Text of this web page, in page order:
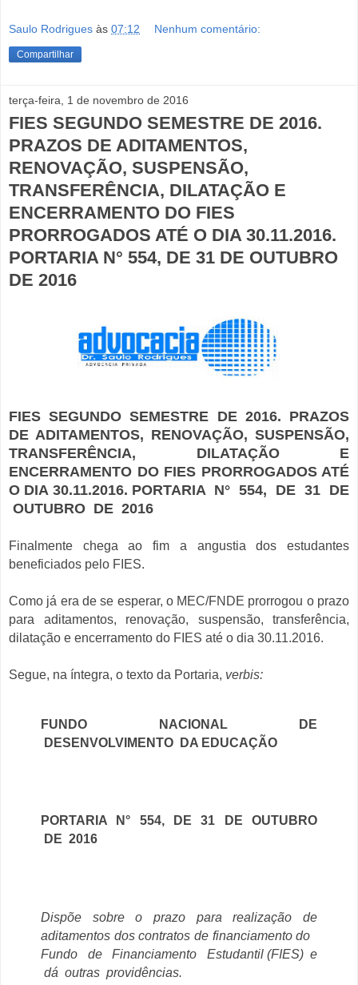
Saulo Rodrigues às 07:12 Nenhum comentário:
Compartilhar
terça-feira, 1 de novembro de 2016
FIES SEGUNDO SEMESTRE DE 2016.
PRAZOS DE ADITAMENTOS,
RENOVAÇÃO, SUSPENSÃO,
TRANSFERÊNCIA, DILATAÇÃO E
ENCERRAMENTO DO FIES
PRORROGADOS ATÉ O DIA 30.11.2016.
PORTARIA N° 554, DE 31 DE OUTUBRO
DE 2016
FIES SEGUNDO SEMESTRE DE 2016. PRAZOS
DE ADITAMENTOS, RENOVAÇÃO, SUSPENSÃO,
TRANSFERÊNCIA, DILATAÇÃO E
ENCERRAMENTO DO FIES PRORROGADOS ATÉ
O DIA 30.11.2016. PORTARIA N° 554, DE 31 DE
OUTUBRO DE 2016
Finalmente chega ao fim a angustia dos estudantes
beneficiados pelo FIES.
Como já era de se esperar, o MEC/FNDE prorrogou o prazo
para aditamentos, renovação, suspensão, transferência,
dilatação e encerramento do FIES até o dia 30.11.2016.
Segue, na íntegra, o texto da Portaria, verbis:
FUNDO NACIONAL DE
DESENVOLVIMENTO DA EDUCAÇÃO
PORTARIA N° 554, DE 31 DE OUTUBRO
DE 2016
Dispõe sobre o prazo para realização de
aditamentos dos contratos de financiamentodo
Fundo de Financiamento Estudantil (FIES) e
dá outras providências.